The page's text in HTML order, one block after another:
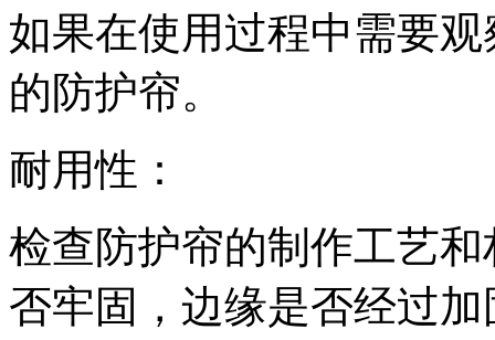
如果在使用过程中需要
的防护帘。
耐用性：
检查防护帘的制作工艺
否牢固，边缘是否经过